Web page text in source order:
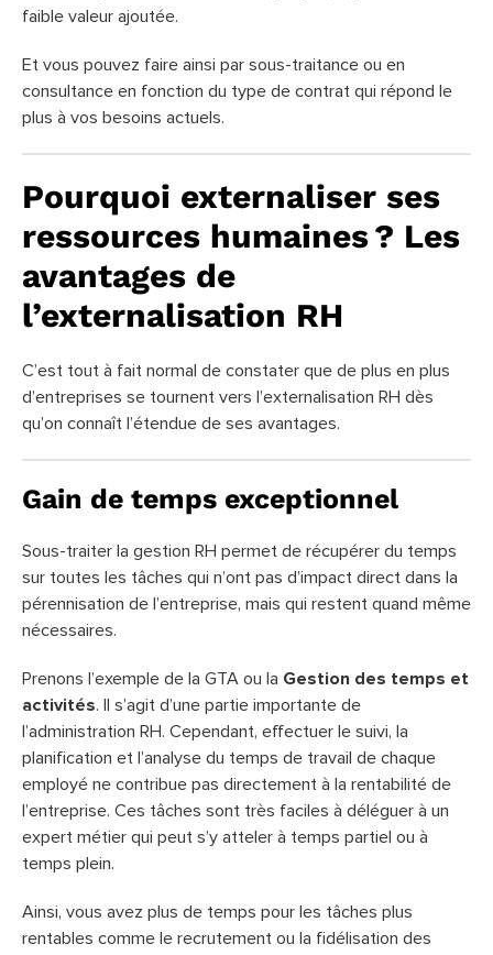
faible valeur ajoutée.
Et vous pouvez faire ainsi par sous-traitance ou en
consultance en fonction du type de contrat qui répond le
plus à vos besoins actuels.
Pourquoi externaliser ses
ressources humaines ? Les
avantages de
l’externalisation RH
C’est tout à fait normal de constater que de plus en plus
d’entreprises se tournent vers l’externalisation RH dès
qu’on connaît l’étendue de ses avantages.
Gain de temps exceptionnel
Sous-traiter la gestion RH permet de récupérer du temps
sur toutes les tâches qui n’ont pas d’impact direct dans la
pérennisation de l’entreprise, mais qui restent quand même
nécessaires.
Prenons l’exemple de la GTA ou la Gestion des temps et
activités. Il s’agit d’une partie importante de
l’administration RH. Cependant, effectuer le suivi, la
planification et l’analyse du temps de travail de chaque
employé ne contribue pas directement à la rentabilité de
l’entreprise. Ces tâches sont très faciles à déléguer à un
expert métier qui peut s’y atteler à temps partiel ou à
temps plein.
Ainsi, vous avez plus de temps pour les tâches plus
rentables comme le recrutement ou la fidélisation des